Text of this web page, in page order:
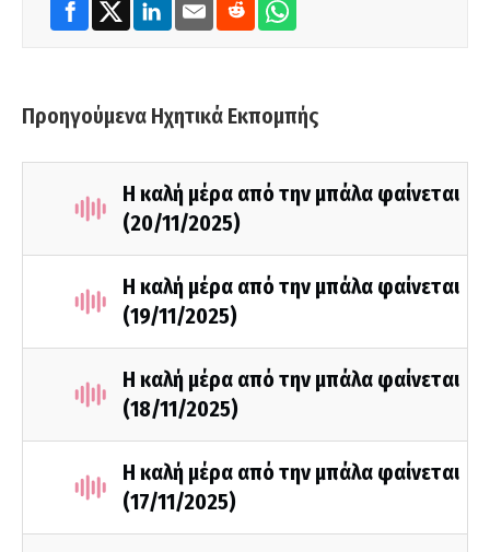
Προηγούμενα Ηχητικά Εκπομπής
Η καλή μέρα από την μπάλα φαίνεται
(20/11/2025)
Η καλή μέρα από την μπάλα φαίνεται
(19/11/2025)
Η καλή μέρα από την μπάλα φαίνεται
(18/11/2025)
Η καλή μέρα από την μπάλα φαίνεται
(17/11/2025)